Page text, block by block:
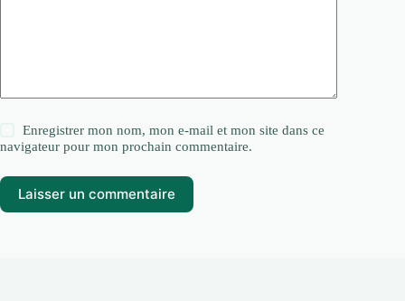
Enregistrer mon nom, mon e-mail et mon site dans ce
navigateur pour mon prochain commentaire.
Laisser un commentaire